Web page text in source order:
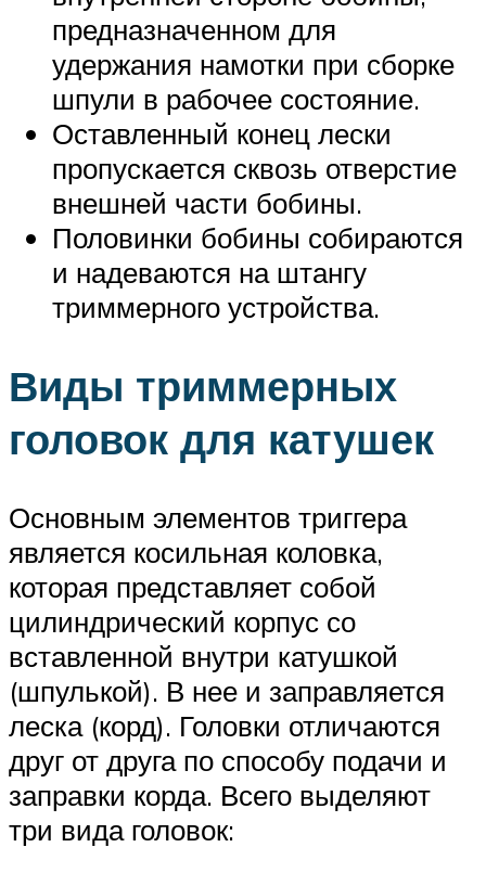
предназначенном для
удержания намотки при сборке
шпули в рабочее состояние.
Оставленный конец лески
пропускается сквозь отверстие
внешней части бобины.
Половинки бобины собираются
и надеваются на штангу
триммерного устройства.
Виды триммерных
головок для катушек
Основным элементов триггера
является косильная коловка,
которая представляет собой
цилиндрический корпус со
вставленной внутри катушкой
(шпулькой). В нее и заправляется
леска (корд). Головки отличаются
друг от друга по способу подачи и
заправки корда. Всего выделяют
три вида головок: